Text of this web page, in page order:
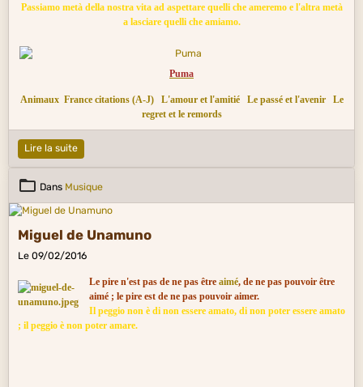
Passiamo metà della nostra vita ad aspettare quelli che ameremo e l'altra metà
a lasciare quelli che amiamo.
Puma
Animaux France citations (A-J) L'amour et l'amitié Le passé et l'avenir
Le
regret et le remords
Lire la suite
Dans Musique
Miguel de Unamuno
Le 09/02/2016
Le pire n'est pas de ne pas être aimé, de ne pas pouvoir être
aimé ; le pire est de ne pas pouvoir aimer.
Il peggio non è di non essere amato, di non poter essere amato
; il peggio è non poter amare.